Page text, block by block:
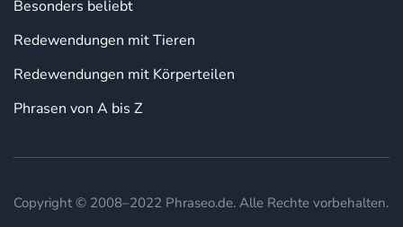
Besonders beliebt
Redewendungen mit Tieren
Redewendungen mit Körperteilen
Phrasen von A bis Z
Copyright © 2008–2022 Phraseo.de. Alle Rechte vorbehalten.